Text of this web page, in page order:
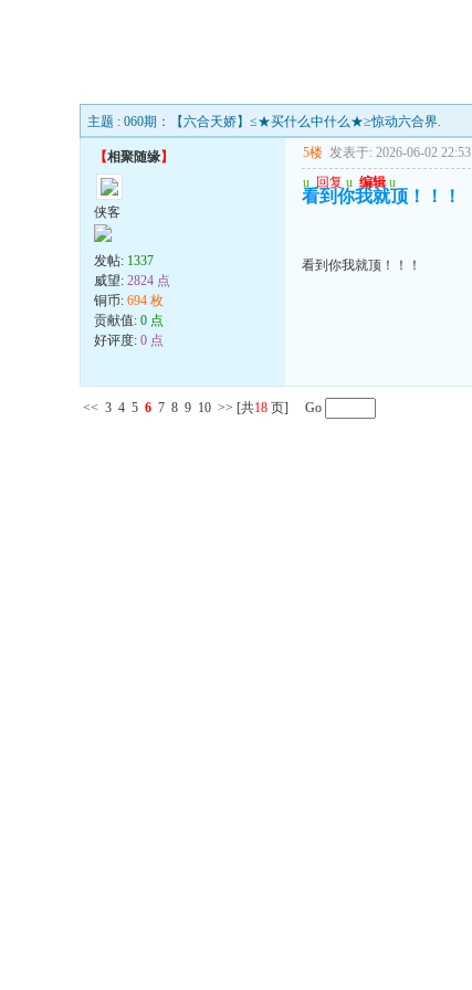
主题 : 060期：【六合天娇】≤★买什么中什么★≥惊动六合界.
【相聚随缘】
侠客
发帖: 1337
威望: 2824 点
铜币: 694 枚
贡献值: 0 点
好评度: 0 点
5楼 发表于: 2026-06-02 22:53
u 回复 u 编辑 u
看到你我就顶！！！
看到你我就顶！！！
<< 3 4 5 6 7 8 9 10 >> [共18 页] Go